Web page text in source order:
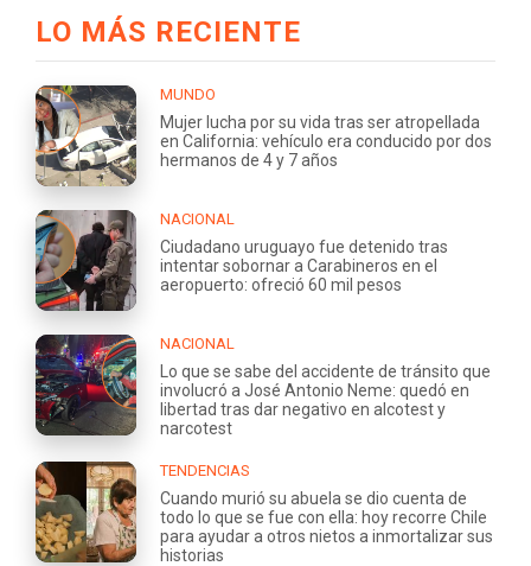
LO MÁS RECIENTE
MUNDO
Mujer lucha por su vida tras ser atropellada
en California: vehículo era conducido por dos
hermanos de 4 y 7 años
NACIONAL
Ciudadano uruguayo fue detenido tras
intentar sobornar a Carabineros en el
aeropuerto: ofreció 60 mil pesos
NACIONAL
Lo que se sabe del accidente de tránsito que
involucró a José Antonio Neme: quedó en
libertad tras dar negativo en alcotest y
narcotest
TENDENCIAS
Cuando murió su abuela se dio cuenta de
todo lo que se fue con ella: hoy recorre Chile
para ayudar a otros nietos a inmortalizar sus
historias